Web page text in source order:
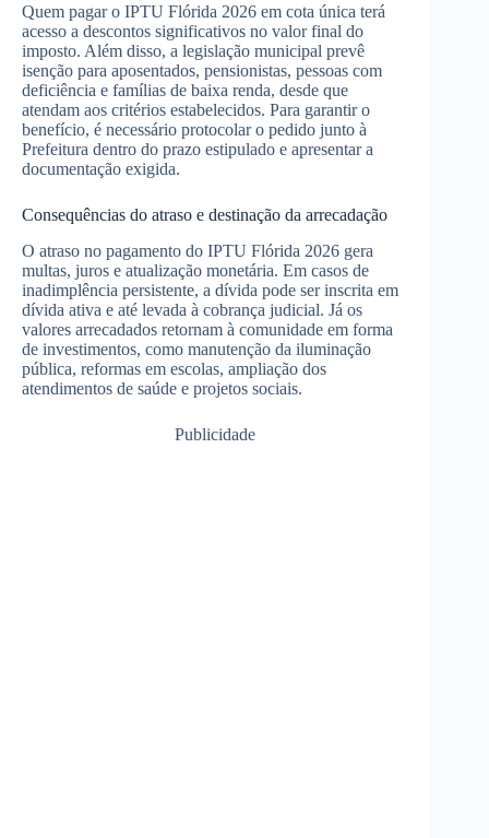
Quem pagar o IPTU Flórida 2026 em cota única terá
acesso a descontos significativos no valor final do
imposto. Além disso, a legislação municipal prevê
isenção para aposentados, pensionistas, pessoas com
deficiência e famílias de baixa renda, desde que
atendam aos critérios estabelecidos. Para garantir o
benefício, é necessário protocolar o pedido junto à
Prefeitura dentro do prazo estipulado e apresentar a
documentação exigida.
Consequências do atraso e destinação da arrecadação
O atraso no pagamento do IPTU Flórida 2026 gera
multas, juros e atualização monetária. Em casos de
inadimplência persistente, a dívida pode ser inscrita em
dívida ativa e até levada à cobrança judicial. Já os
valores arrecadados retornam à comunidade em forma
de investimentos, como manutenção da iluminação
pública, reformas em escolas, ampliação dos
atendimentos de saúde e projetos sociais.
Publicidade